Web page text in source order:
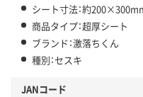
シート寸法：約
商品タイプ：超厚シート
ブランド：激落ちくん
種別：セスキ
JANコード